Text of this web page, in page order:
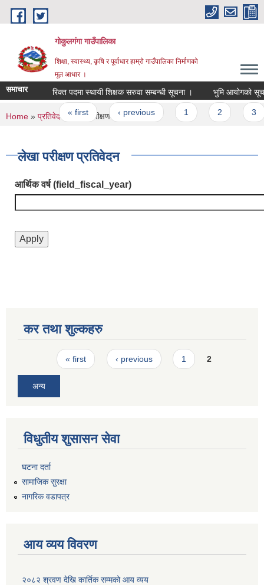
Skip to main content
गोकुलगंगा गाउँपालिका
शिक्षा, स्वास्थ्य, कृषि र पूर्वाधार हाम्रो गाउँपालिका निर्माणको
मूल आधार ।
समाचार रिक्त पदमा स्थायी शिक्षक सरुवा सम्बन्धी सूचना । भुमि आयोगको
Pages
« first ‹ previous
You are here
Home » प्रतिवेदन » लेखा परीक्षण प्रतिवेदन
लेखा परीक्षण प्रतिवेदन
आर्थिक वर्ष (field_fiscal_year)
कर तथा शुल्कहरु
Pages« first ‹ previous 1 2
अन्य
विधुतीय शुसासन सेवा
घटना दर्ता
सामाजिक सुरक्षा
नागरिक वडापत्र
आय व्यय विवरण
२०८२ श्रवण देखि कार्तिक सम्मको आय व्यय